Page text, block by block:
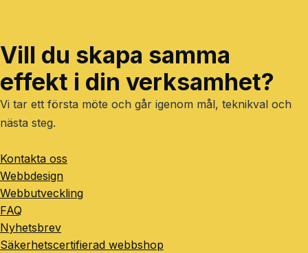
Vill du skapa samma
effekt i din verksamhet?
Vi tar ett första möte och går igenom mål, teknikval och
nästa steg.
Kontakta oss
Webbdesign
Webbutveckling
FAQ
Nyhetsbrev
Säkerhetscertifierad webbshop